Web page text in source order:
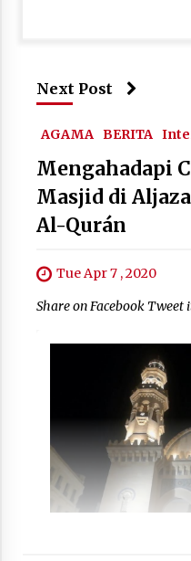
Next Post
AGAMA BERITA
Mengahadapi
Masjid di
Al-Qurán
Tue Apr 7 , 2020
Share on Facebook Tweet